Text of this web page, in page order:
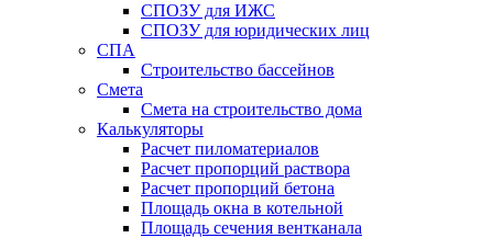
СПОЗУ для ИЖС
СПОЗУ для юридических лиц
СПА
Строительство бассейнов
Смета
Смета на строительство дома
Калькуляторы
Расчет пиломатериалов
Расчет пропорций раствора
Расчет пропорций бетона
Площадь окна в котельной
Площадь сечения вентканала